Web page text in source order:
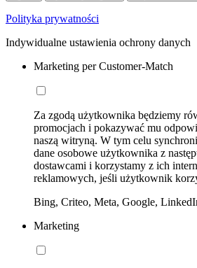
Polityka prywatności
Indywidualne ustawienia ochrony danych
Marketing per Customer-Match
Za zgodą użytkownika będziemy
promocjach i pokazywać mu
naszą witryną. W tym celu
dane osobowe użytkownika z
dostawcami i korzystamy z ich
reklamowych, jeśli użytkownik
Bing, Criteo, Meta, Google,
Marketing